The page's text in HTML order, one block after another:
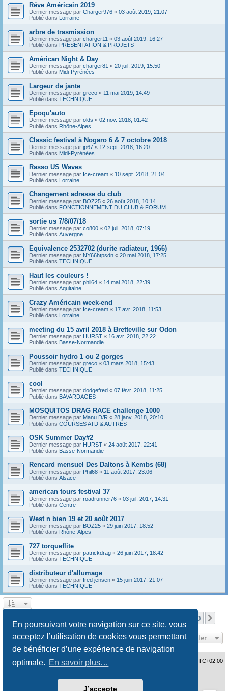
En poursuivant votre navigation sur ce site, vous
acceptez l’utilisation de cookies vous permettant
de bénéficier d’une expérience de navigation
optimale. En savoir plus…
J’accepte
Rêve Américain 2019
Dernier message par Charger976 « 03 août 2019, 21:07
Publié dans Lorraine
arbre de trasmission
Dernier message par charger11 « 03 août 2019, 16:27
Publié dans PRÉSENTATION & PROJETS
Américan Night & Day
Dernier message par charger81 « 20 juil. 2019, 15:50
Publié dans Midi-Pyrénées
Largeur de jante
Dernier message par greco « 11 mai 2019, 14:49
Publié dans TECHNIQUE
Epoqu'auto
Dernier message par olds « 02 nov. 2018, 01:42
Publié dans Rhône-Alpes
Classic festival à Nogaro 6 & 7 octobre 2018
Dernier message par jp67 « 12 sept. 2018, 16:20
Publié dans Midi-Pyrénées
Rasso US Waves
Dernier message par Ice-cream « 10 sept. 2018, 21:04
Publié dans Lorraine
Changement adresse du club
Dernier message par BOZ25 « 26 août 2018, 10:14
Publié dans FONCTIONNEMENT DU CLUB & FORUM
sortie us 7/8/07/18
Dernier message par co800 « 02 juil. 2018, 07:19
Publié dans Auvergne
Equivalence 2532702 (durite radiateur, 1966)
Dernier message par NY66htpsdn « 20 mai 2018, 17:25
Publié dans TECHNIQUE
Haut les couleurs !
Dernier message par phil64 « 14 mai 2018, 22:39
Publié dans Aquitaine
Crazy Américain week-end
Dernier message par Ice-cream « 17 avr. 2018, 11:53
Publié dans Lorraine
meeting du 15 avril 2018 à Bretteville sur Odon
Dernier message par HURST « 16 avr. 2018, 22:22
Publié dans Basse-Normandie
Poussoir hydro 1 ou 2 gorges
Dernier message par greco « 03 mars 2018, 15:43
Publié dans TECHNIQUE
cool
Dernier message par dodgefred « 07 févr. 2018, 11:25
Publié dans BAVARDAGES
MOSQUITOS DRAG RACE challenge 1000
Dernier message par Manu D/R « 28 janv. 2018, 20:10
Publié dans COURSES ATD & AUTRES
OSK Summer Day#2
Dernier message par HURST « 24 août 2017, 22:41
Publié dans Basse-Normandie
Rencard mensuel Des Daltons à Kembs (68)
Dernier message par Phil68 « 11 août 2017, 23:06
Publié dans Alsace
american tours festival 37
Dernier message par roadrunner76 « 03 juil. 2017, 14:31
Publié dans Centre
West n bien 19 et 20 août 2017
Dernier message par BOZ25 « 29 juin 2017, 18:52
Publié dans Rhône-Alpes
727 torqueflite
Dernier message par patrickdrag « 26 juin 2017, 18:42
Publié dans TECHNIQUE
distributeur d'allumage
Dernier message par fred jensen « 15 juin 2017, 21:07
Publié dans TECHNIQUE
10
Aller
Accueil du forum UTC+02:00
Développé parphpBB® Forum Software © phpBB Limited
Traduction française officielle